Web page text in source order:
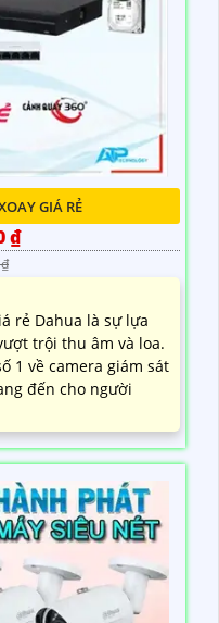
GIÁ RẺ
₫
rẻ Dahua là sự lựa
trội thu âm và loa.
1 về camera giám sát
đến cho người